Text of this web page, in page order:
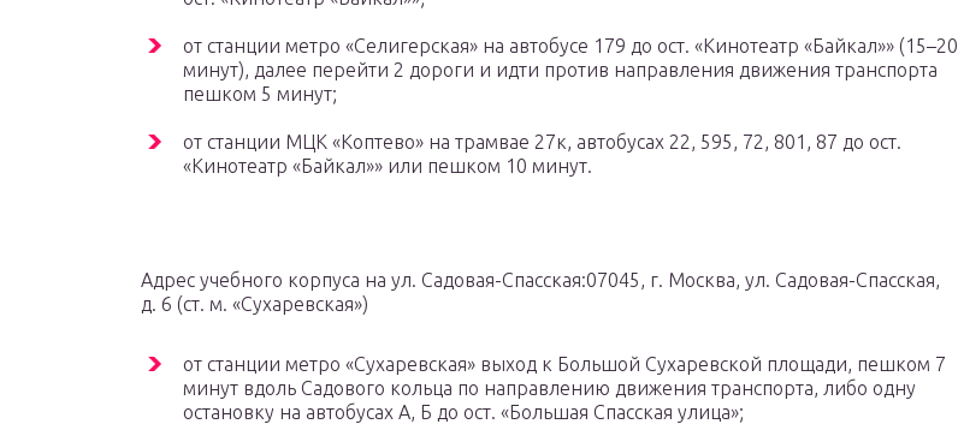
от станции метро «Селигерская» на автобусе 179 до ост. «Кинотеатр «Байкал»» (15–20
минут), далее перейти 2 дороги и идти против направления движения транспорта
пешком 5 минут;
от станции МЦК «Коптево» на трамвае 27к, автобусах 22, 595, 72, 801, 87 до ост.
«Кинотеатр «Байкал»» или пешком 10 минут.
Адрес учебного корпуса на ул. Садовая-Спасская:07045, г. Москва, ул. Садовая-Спасская,
д. 6 (ст. м. «Сухаревская»)
от станции метро «Сухаревская» выход к Большой Сухаревской площади, пешком 7
минут вдоль Садового кольца по направлению движения транспорта, либо одну
остановку на автобусах А, Б до ост. «Большая Спасская улица»;